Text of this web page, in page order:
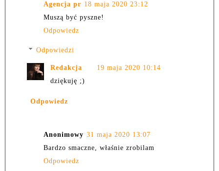
Agencja pr 18 maja 2020 23:12
Muszą być pyszne!
Odpowiedz
Odpowiedzi
Redakcja
19 maja 2020 10:14
dziękuję ;)
Odpowiedz
Anonimowy 31 maja 2020 13:07
Bardzo smaczne, właśnie zrobilam
Odpowiedz